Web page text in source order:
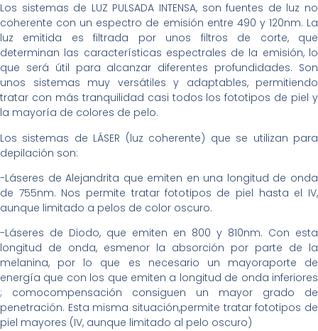
Los sistemas de LUZ PULSADA INTENSA, son fuentes de luz no
coherente con un espectro de emisión entre 490 y 120nm. La
luz emitida es filtrada por unos filtros de corte, que
determinan las características espectrales de la emisión, lo
que será útil para alcanzar diferentes profundidades. Son
unos sistemas muy versátiles y adaptables, permitiendo
tratar con más tranquilidad casi todos los fototipos de piel y
la mayoría de colores de pelo.
Los sistemas de LÁSER (luz coherente) que se utilizan para
depilación son:
-Láseres de Alejandrita que emiten en una longitud de onda
de 755nm. Nos permite tratar fototipos de piel hasta el IV,
aunque limitado a pelos de color oscuro.
-Láseres de Diodo, que emiten en 800 y 810nm. Con esta
longitud de onda, esmenor la absorción por parte de la
melanina, por lo que es necesario un mayoraporte de
energía que con los que emiten a longitud de onda inferiores
; comocompensación consiguen un mayor grado de
penetración. Esta misma situación,permite tratar fototipos de
piel mayores (IV, aunque limitado al pelo oscuro)